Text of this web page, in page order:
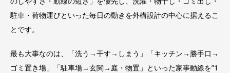
駐車・荷物運びといった毎日の動きを外構設計の中心に据えるこ
とです。
最も大事なのは、「洗う→干す→しまう」「キッチン→勝手口→
ゴミ置き場」「駐車場→玄関→庭・物置」といった家事動線を”1